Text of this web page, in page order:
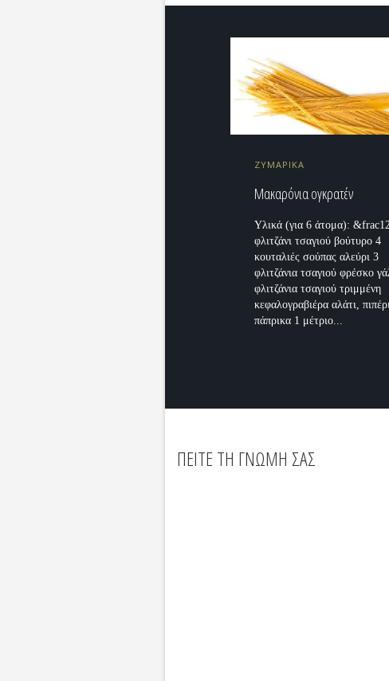
ΖΥΜΑΡΙΚΑ
Μακαρόνια ογκρατέν
Υλικά (για 6 άτομα):
φλιτζάνι τσαγιού βούτυρο 4
κουταλιές σούπας αλεύρι 3
φλιτζάνια τσαγιού φρέσκο
φλιτζάνια τσαγιού τριμμένη
κεφαλογραβιέρα αλάτι,
πάπρικα 1 μέτριο...
ΠΕΙΤΕ ΤΗ ΓΝΩΜΗ ΣΑΣ